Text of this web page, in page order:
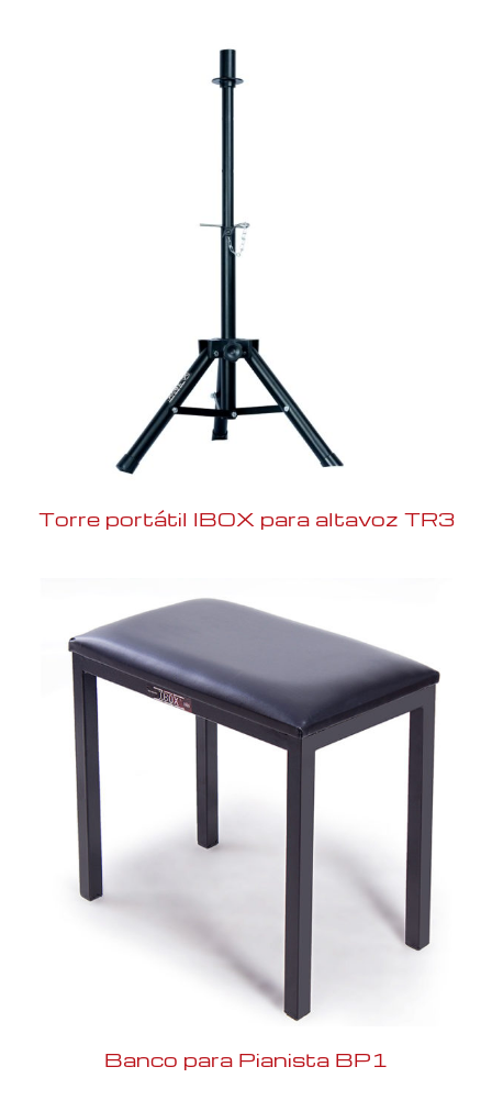
Torre portátil IBOX para altavoz TR3
Banco para Pianista BP1